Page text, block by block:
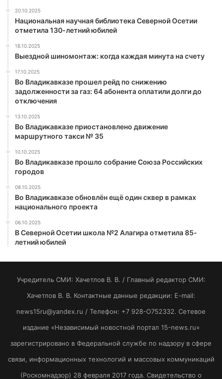
20.10.2025
Национальная научная библиотека Северной Осетии
отметила 130-летний юбилей
18.10.2025
Выездной шиномонтаж: когда каждая минута на счету
17.10.2025
Во Владикавказе прошел рейд по снижению
задолженности за газ: 64 абонента оплатили долги до
отключения
13.10.2025
Во Владикавказе приостановлено движение
маршрутного такси № 35
10.10.2025
Во Владикавказе прошло собрание Союза Российских
городов
08.10.2025
Во Владикавказе обновлён ещё один сквер в рамках
национального проекта
06.10.2025
В Северной Осетии школа №2 Алагира отметила 85-
летний юбилей
Учредитель СМИ: Хaчeтлoв B. B. / Главный редактор СМИ:
Хaчeтлoв B. B. Контактные данные редакции: E-mail:
news15ru@yandex.ru / Телефон: +7 928-O752332. Сетевое
издание «Независимый новостной портал 15-news.ru»
зарегистрировано в Федеральной службе по надзору в сфере
связи, информационных технологий и массовых коммуникаций
(Роскомнадзор) 28 февраля 2017 года. Свидетельство о